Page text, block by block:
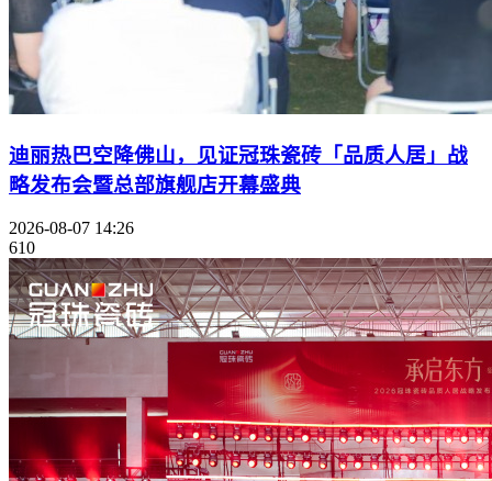
迪丽热巴空降佛山，见证冠珠瓷砖「品质人居」战
略发布会暨总部旗舰店开幕盛典
2026-08-07 14:26
610